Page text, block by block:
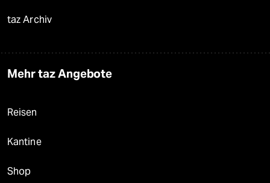
taz Archiv
Mehr taz Angebote
Reisen
Kantine
Shop